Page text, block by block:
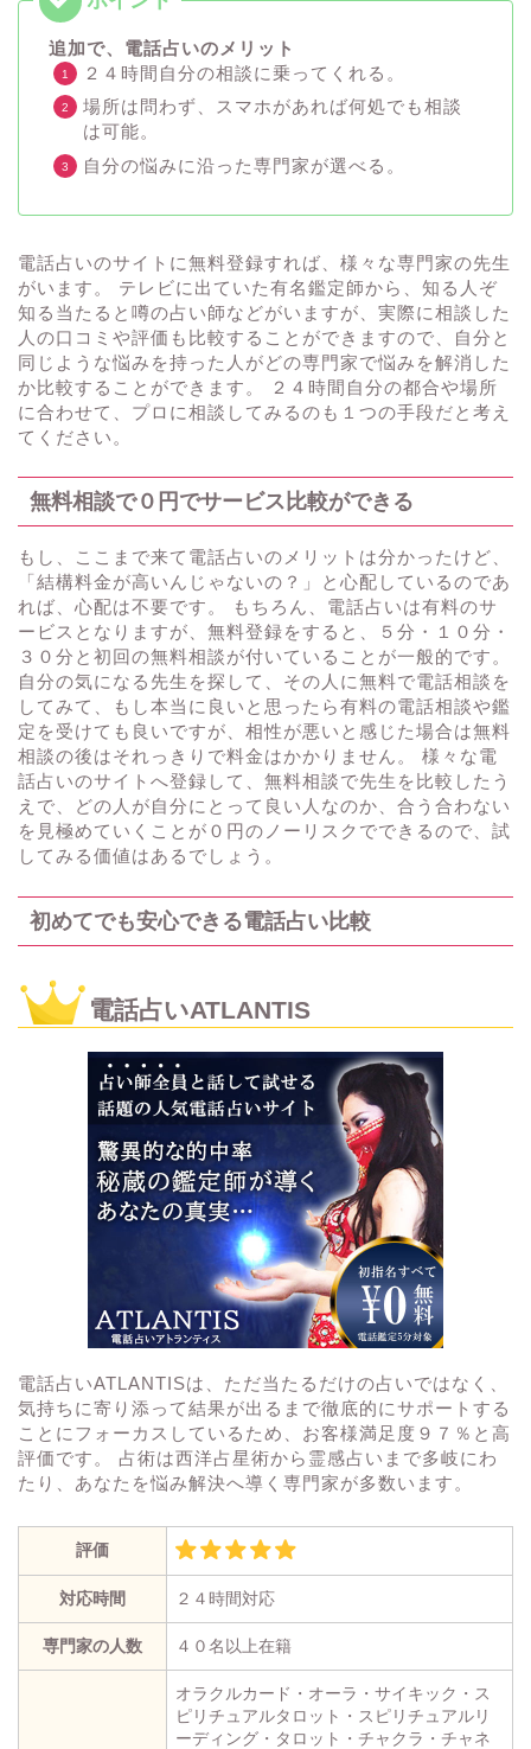
追加で、電話占いのメリット
２４時間自分の相談に乗ってくれる。
場所は問わず、スマホがあれば何処でも相談
は可能。
自分の悩みに沿った専門家が選べる。
電話占いのサイトに無料登録すれば、様々な専門家の先生
がいます。 テレビに出ていた有名鑑定師から、知る人ぞ
知る当たると噂の占い師などがいますが、実際に相談した
人の口コミや評価も比較することができますので、自分と
同じような悩みを持った人がどの専門家で悩みを解消した
か比較することができます。 ２４時間自分の都合や場所
に合わせて、プロに相談してみるのも１つの手段だと考え
てください。
無料相談で０円でサービス比較ができる
もし、ここまで来て電話占いのメリットは分かったけど、
「結構料金が高いんじゃないの？」と心配しているのであ
れば、心配は不要です。 もちろん、電話占いは有料のサ
ービスとなりますが、無料登録をすると、５分・１０分・
３０分と初回の無料相談が付いていることが一般的です。
自分の気になる先生を探して、その人に無料で電話相談を
してみて、もし本当に良いと思ったら有料の電話相談や鑑
定を受けても良いですが、相性が悪いと感じた場合は無料
相談の後はそれっきりで料金はかかりません。 様々な電
話占いのサイトへ登録して、無料相談で先生を比較したう
えで、どの人が自分にとって良い人なのか、合う合わない
を見極めていくことが０円のノーリスクでできるので、試
してみる価値はあるでしょう。
初めてでも安心できる電話占い比較
電話占いATLANTIS
電話占いATLANTISは、ただ当たるだけの占いではなく、
気持ちに寄り添って結果が出るまで徹底的にサポートする
ことにフォーカスしているため、お客様満足度９７％と高
評価です。 占術は西洋占星術から霊感占いまで多岐にわ
たり、あなたを悩み解決へ導く専門家が多数います。
評価
対応時間 ２４時間対応
専門家の人数 ４０名以上在籍
オラクルカード・オーラ・サイキック・ス
ピリチュアルタロット・スピリチュアルリ
ーディング・タロット・チャクラ・チャネ